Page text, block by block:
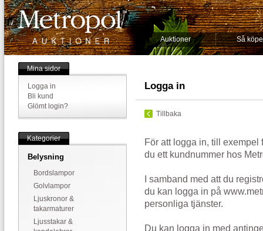
Auktioner Så
Mina sidor
Logga in
Bli kund
Glömt login?
Kategorier
Belysning
Bordslampor
Golvlampor
Ljuskronor &
takarmaturer
Ljusstakar &
Logga in
Tillbaka
För att logga in, till exempel
du ett kundnummer hos
I samband med att du
du kan logga in på
personliga tjänster.
Du kan logga in med